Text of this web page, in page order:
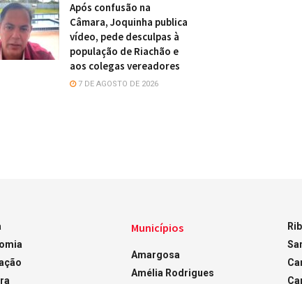
Após confusão na
Câmara, Joquinha publica
vídeo, pede desculpas à
população de Riachão e
aos colegas vereadores
7 DE AGOSTO DE 2026
Municípios
Amargosa
Amélia Rodrigues